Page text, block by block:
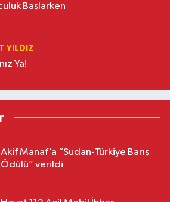
Başlarken
YILDIZ
Ya!
Akif Manaf’a “Sudan-Türkiye Barış
Ödülü” verildi